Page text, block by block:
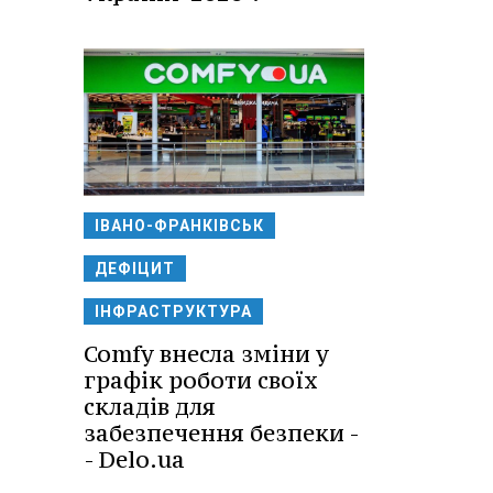
ІВАНО-ФРАНКІВСЬК
ДЕФІЦИТ
ІНФРАСТРУКТУРА
Comfy внесла зміни у
графік роботи своїх
складів для
забезпечення безпеки -
- Delo.ua